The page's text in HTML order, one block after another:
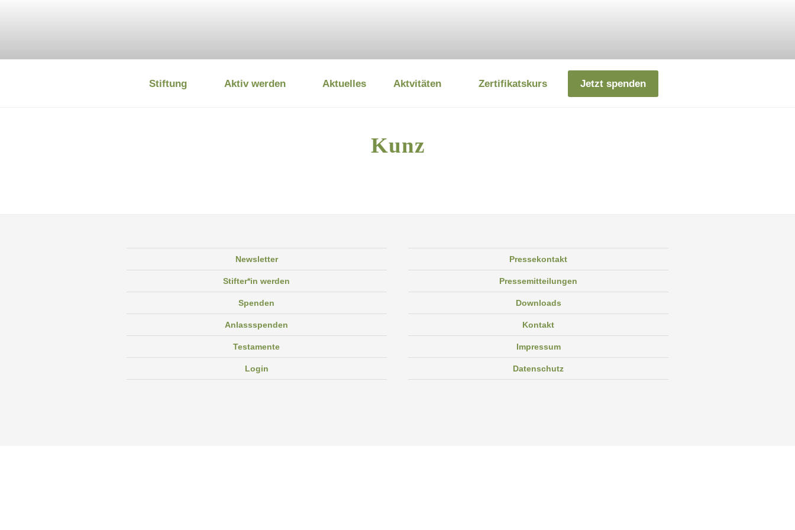
DEUTSCHE UMWELTSTIFTUNG
Stiftung Aktiv werden Aktuelles Aktvitäten Zertifikatskurs Jetzt spenden
Kunz
Newsletter
Stifter*in werden
Spenden
Anlassspenden
Testamente
Login
Pressekontakt
Pressemitteilungen
Downloads
Kontakt
Impressum
Datenschutz